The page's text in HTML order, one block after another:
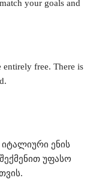
your goals and
entirely free. There is
ენის
უფასო